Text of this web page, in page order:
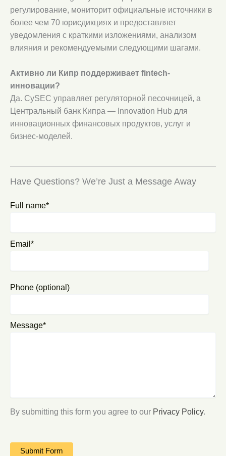
регулирование, мониторит официальные источники в
более чем 70 юрисдикциях и предоставляет
уведомления с краткими изложениями, анализом
влияния и рекомендуемыми следующими шагами.
Активно ли Кипр поддерживает fintech-
инновации?
Да. CySEC управляет регуляторной песочницей, а
Центральный банк Кипра — Innovation Hub для
инновационных финансовых продуктов, услуг и
бизнес-моделей.
Have Questions? We’re Just a Message Away
Full name*
Email*
Phone (optional)
Message*
By submitting this form you agree to our Privacy Policy.